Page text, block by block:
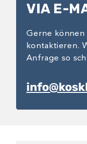
VIA E-
Gerne können
kontaktieren.
Anfrage so